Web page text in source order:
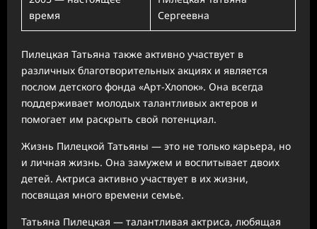
время
Сергеевна
Пилецкая Татьяна также активно участвует в
различных благотворительных акциях и является
послом детского фонда «Арт-Хлопок». Она всегда
поддерживает молодых талантливых актеров и
помогает им раскрыть свой потенциал.
Жизнь Пилецкой Татьяны — это не только карьера, но
и личная жизнь. Она замужем и воспитывает двоих
детей. Актриса активно участвует в их жизни,
посвящая много времени семье.
Татьяна Пилецкая — талантливая актриса, любящая